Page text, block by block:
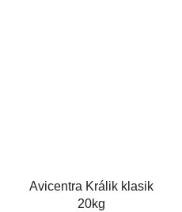
Avicentra Králik klasik
20kg